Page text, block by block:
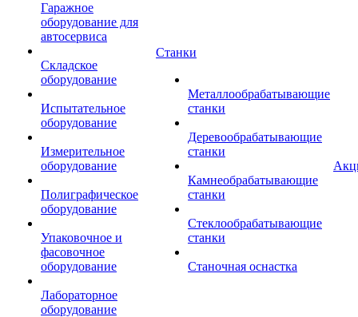
Гаражное
оборудование для
автосервиса
Складское
оборудование
Испытательное
оборудование
Измерительное
оборудование
Полиграфическое
оборудование
Упаковочное и
фасовочное
оборудование
Лабораторное
оборудование
Станки
Металлообрабатывающие
станки
Деревообрабатывающие
станки
Камнеобрабатывающие
станки
Стеклообрабатывающие
станки
Станочная оснастка